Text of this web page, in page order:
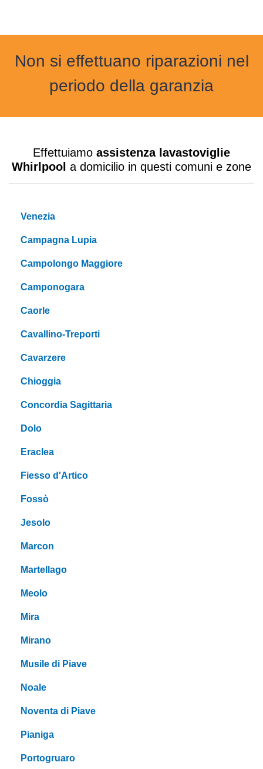
Non si effettuano riparazioni nel
periodo della garanzia
Effettuiamo assistenza lavastoviglie
Whirlpool a domicilio in questi comuni e zone
Venezia
Campagna Lupia
Campolongo Maggiore
Camponogara
Caorle
Cavallino-Treporti
Cavarzere
Chioggia
Concordia Sagittaria
Dolo
Eraclea
Fiesso d'Artico
Fossò
Jesolo
Marcon
Martellago
Meolo
Mira
Mirano
Musile di Piave
Noale
Noventa di Piave
Pianiga
Portogruaro